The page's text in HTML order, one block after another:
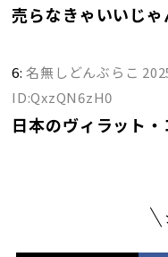
売らなきゃいいじゃ
6:名無しどんぶらこ
ID:QxzQN6zH0
日本のヴィラット・